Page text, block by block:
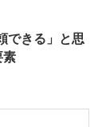
できる」と思
素